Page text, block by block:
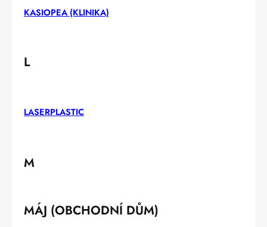
KASIOPEA (KLINIKA)
L
LASERPLASTIC
M
MÁJ (OBCHODNÍ DŮM)